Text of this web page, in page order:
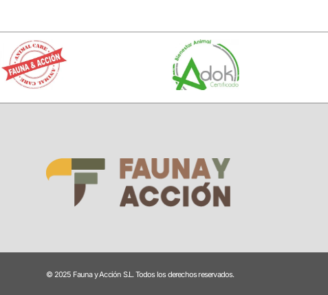
© 2025 Fauna y Acción S.L. Todos los derechos reservados.